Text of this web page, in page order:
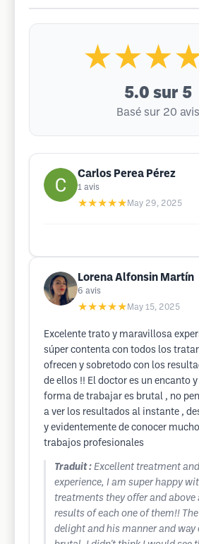
5.0 sur 5
Basé sur 20 avis
Carlos Perea Pérez
1 avis
★★★★★ May 29, 2025
Lorena Alfonsin Martín
6 avis
★★★★★ May 15, 2025
Excelente trato y maravillosa
súper contenta con todos los
ofrecen y sobretodo con los
de ellos !! El doctor es un encanto
forma de trabajar es brutal , no
a ver los resultados al instante ,
y evidentemente de conocer
trabajos profesionales
Traduit : Excellent treatment
experience, I am super happy
treatments they offer and
results of each one of them!!
delight and his manner and way